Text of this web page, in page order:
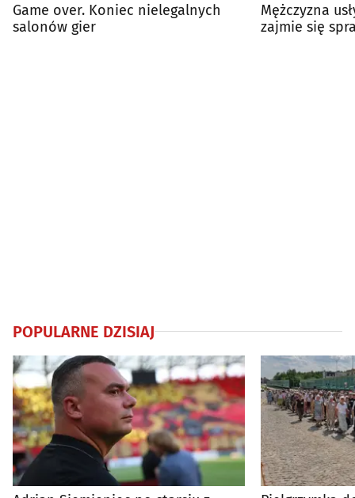
Game over. Koniec nielegalnych
salonów gier
Mężczyzna
zajmie się
POPULARNE DZISIAJ